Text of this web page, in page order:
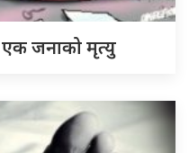
जनाको मृत्यु